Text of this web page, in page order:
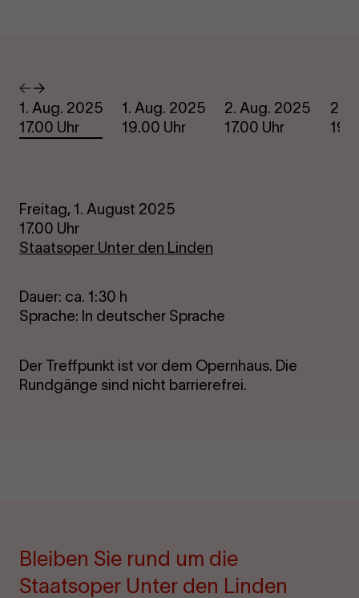
Termine
Vorheriges
Nächstes
1. Aug. 2025
17.00 Uhr
1. Aug. 2025
19.00 Uhr
2. Aug. 2025
17.00 Uhr
2.
Freitag, 1. August 2025
17.00 Uhr
Staatsoper Unter den Linden
Dauer: ca. 1:30 h
Sprache: In deutscher Sprache
Der Treffpunkt ist vor dem Opernhaus. Die
Rundgänge sind nicht barrierefrei.
Bleiben Sie rund um die
Staatsoper Unter den Linden